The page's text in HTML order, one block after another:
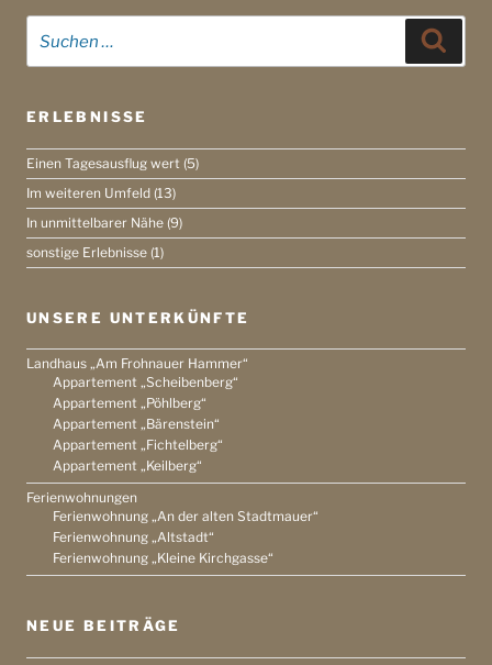
Suche
nach:
ERLEBNISSE
Einen Tagesausflug wert (5)
Im weiteren Umfeld (13)
In unmittelbarer Nähe (9)
sonstige Erlebnisse (1)
UNSERE UNTERKÜNFTE
Landhaus „Am Frohnauer Hammer“
Appartement „Scheibenberg“
Appartement „Pöhlberg“
Appartement „Bärenstein“
Appartement „Fichtelberg“
Appartement „Keilberg“
Ferienwohnungen
Ferienwohnung „An der alten Stadtmauer“
Ferienwohnung „Altstadt“
Ferienwohnung „Kleine Kirchgasse“
NEUE BEITRÄGE